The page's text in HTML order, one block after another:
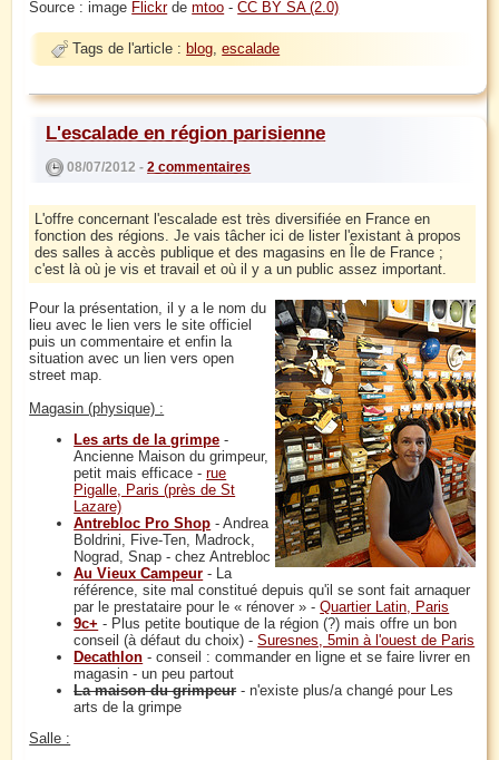
Source : image Flickrdemtoo -CC BY SA (2.0)
Tags de l'article :blog ,escalade
L'escalade en région parisienne
08/07/2012 -2 commentaires
L'offre concernant l'escalade est très diversifiée en France en
fonction des régions. Je vais tâcher ici de lister l'existant à propos
des salles à accès publique et des magasins en Île de France ;
c'est là où je vis et travail et où il y a un public assez important.
Pour la présentation, il y a le nom du
lieu avec le lien vers le site officiel
puis un commentaire et enfin la
situation avec un lien vers open
street map.
Magasin (physique) :
Les arts de la grimpe -
Ancienne Maison du grimpeur,
petit mais efficace -rue
Pigalle, Paris (près de St
Lazare)
Antrebloc Pro Shop - Andrea
Boldrini, Five-Ten, Madrock,
Nograd, Snap - chez Antrebloc
Au Vieux Campeur - La
référence, site mal constitué depuis qu'il se sont fait arnaquer
par le prestataire pour le « rénover » -Quartier Latin, Paris
9c+ - Plus petite boutique de la région (?) mais offre un bon
conseil (à défaut du choix) -Suresnes, 5min à l'ouest de Paris
Decathlon - conseil : commander en ligne et se faire livrer en
magasin - un peu partout
La maison du grimpeur- n'existe plus/a changé pour Les
arts de la grimpe
Salle :